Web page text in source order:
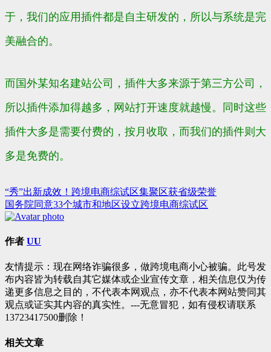
于，我们的应用插件都是自主研发的，所以与系统是完
美融合的。
而国外某知名建站公司，插件大多来源于第三方公司，
所以插件添加得越多，网站打开速度就越慢。同时这些
插件大多是需要付费的，按月收取，而我们的插件则大
多是免费的。
文
章
导
“秀”出新成效！跨境电商综试区集聚区获省级荣誉
国务院同意33个城市和地区设立跨境电商综试区
作者 UU
友情提示：现在网络诈骗很多，做跨境电商小心被骗。此号发
布内容皆为转载自其它媒体或企业宣传文章，相关信息仅为传
递更多信息之目的，不代表本网观点，亦不代表本网站赞同其
观点或证实其内容的真实性。---无意冒犯，如有侵权请联系
13723417500删除！
相关文章